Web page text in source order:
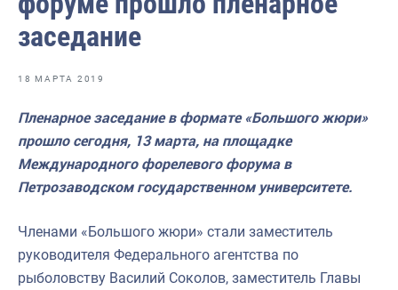
Отраслевые СМИ
Выставки и конференции
Научно-практическая литература
Рыбоохрана России
Отрасль в цифрах
Укрепление духовно-нравственных ценностей
События в России и мире
заседание
18 МАРТА 2019
Пленарное заседание в формате «Большого жюри»
прошло сегодня, 13 марта, на площадке
Международного форелевого форума в
Петрозаводском государственном университете.
Членами «Большого жюри» стали заместитель
руководителя Федерального агентства по
рыболовству Василий Соколов, заместитель Главы